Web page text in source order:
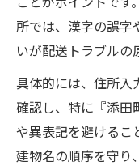
住所確認
術
買取改善
買取作業
買取現場
ック
所では、漢字の誤字
いが配送トラブルの
具体的には、住所入
確認し、特に『添田
や異表記を避けるこ
建物名の順序を守り